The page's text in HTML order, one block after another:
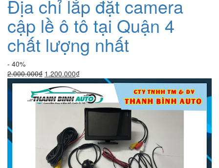
Địa chỉ lắp đặt camera
cập lề ô tô tại Quận 4
chất lượng nhất
- 40%
2.000.000₫ Giá
gốc
là:
2.000.000₫.
1.200.000₫Giá
hiện
tại
là:
1.200.000₫.